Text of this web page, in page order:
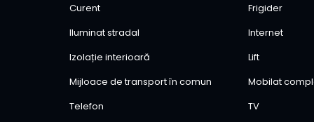
Curent
Frigider
Iluminat stradal
Internet
Izolație interioară
Lift
Mijloace de transport în comun
Mobilat
Telefon
TV